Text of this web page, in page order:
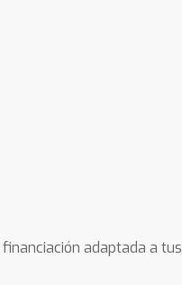
adaptada a tus